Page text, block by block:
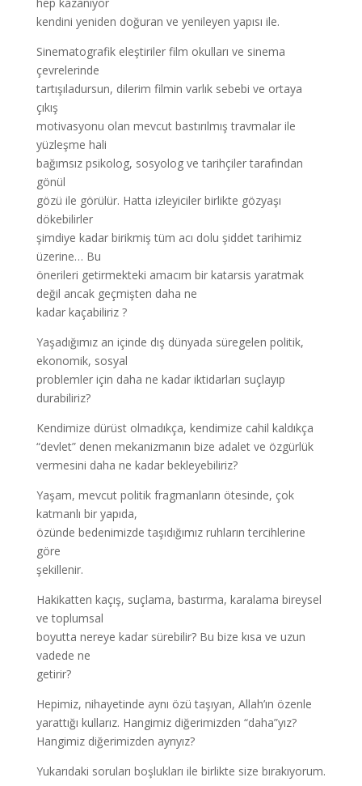
kendini yeniden doğuran ve yenileyen yapısı ile.
Sinematografik eleştiriler film okulları ve sinema
çevrelerinde
tartışıladursun, dilerim filmin varlık sebebi ve ortaya
çıkış
motivasyonu olan mevcut bastırılmış travmalar ile
yüzleşme hali
bağımsız psikolog, sosyolog ve tarihçiler tarafından
gönül
gözü ile görülür. Hatta izleyiciler birlikte gözyaşı
dökebilirler
şimdiye kadar birikmiş tüm acı dolu şiddet tarihimiz
üzerine… Bu
önerileri getirmekteki amacım bir katarsis yaratmak
değil ancak geçmişten daha ne
kadar kaçabiliriz ?
Yaşadığımız an içinde dış dünyada süregelen politik,
ekonomik, sosyal
problemler için daha ne kadar iktidarları suçlayıp
durabiliriz?
Kendimize dürüst olmadıkça, kendimize cahil kaldıkça
“devlet” denen mekanizmanın bize adalet ve özgürlük
vermesini daha ne kadar bekleyebiliriz?
Yaşam, mevcut politik fragmanların ötesinde, çok
katmanlı bir yapıda,
özünde bedenimizde taşıdığımız ruhların tercihlerine
göre
şekillenir.
Hakikatten kaçış, suçlama, bastırma, karalama bireysel
ve toplumsal
boyutta nereye kadar sürebilir? Bu bize kısa ve uzun
vadede ne
getirir?
Hepimiz, nihayetinde aynı özü taşıyan, Allah’ın özenle
yarattığı kullarız. Hangimiz diğerimizden “daha”yız?
Hangimiz diğerimizden ayrıyız?
Yukarıdaki soruları boşlukları ile birlikte size bırakıyorum.